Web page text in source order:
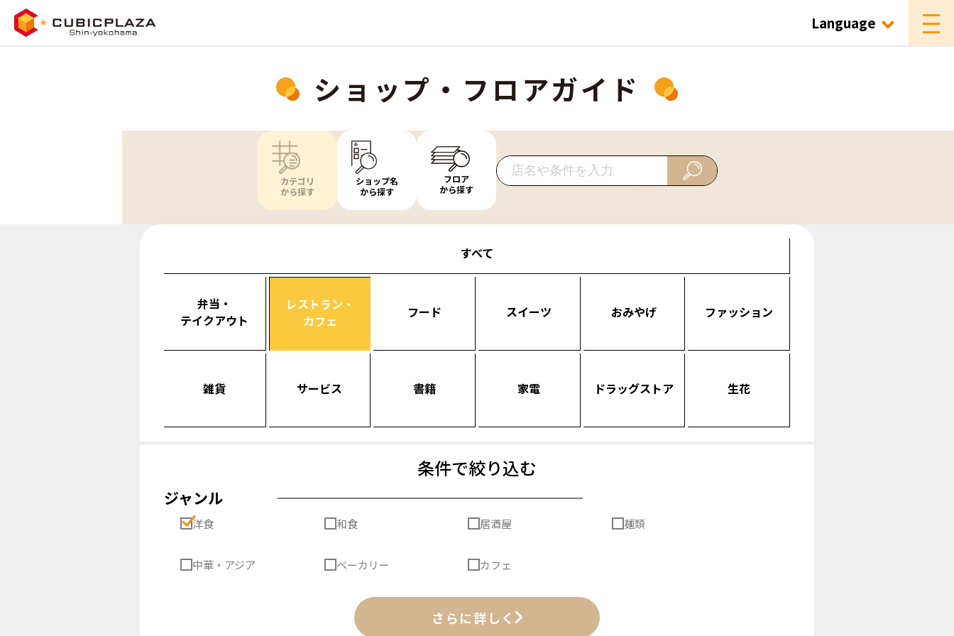
Language
ショップ・フロアガイド
カテゴリ
から探す
ショップ名
から探す
フロア
から探す
すべて
弁当・
テイクアウト
レストラン・
カフェ
フード スイーツ おみやげ ファッション
雑貨 サービス 書籍 家電 ドラッグストア 生花
条件で絞り込む
ジャンル
洋食 和食 居酒屋 麺類
中華・アジア ベーカリー カフェ
さらに詳しく